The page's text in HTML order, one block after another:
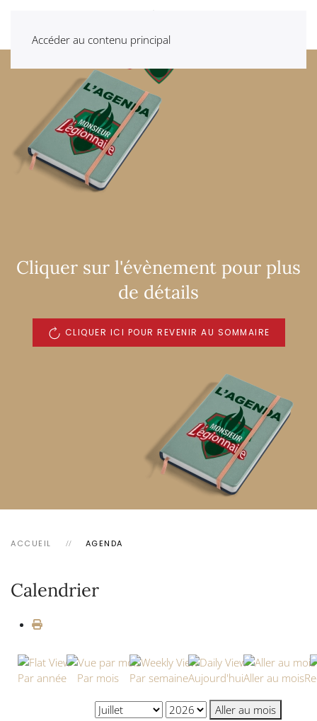
Accéder au contenu principal
Cliquer sur l'évènement pour plus
de détails
CLIQUER ICI POUR REVENIR AU SOMMAIRE
ACCUEIL AGENDA
Calendrier
Par année Par mois Par semaineAujourd'huiAller au mois
Aller au mois